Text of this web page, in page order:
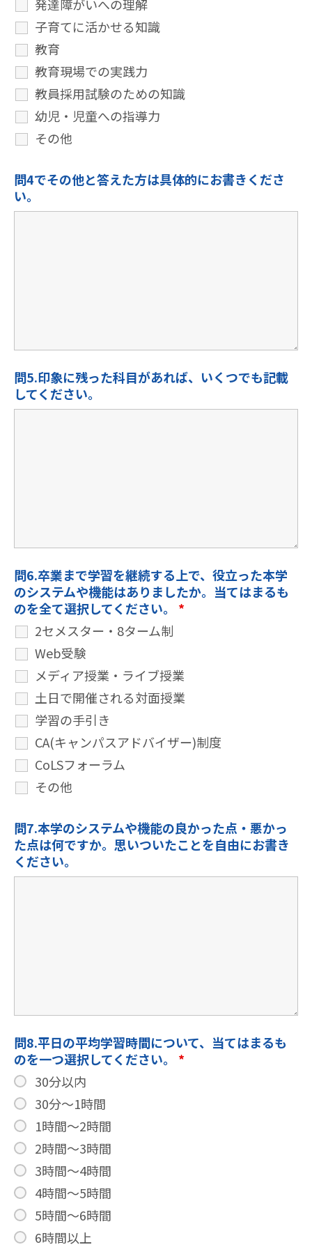
発達障がいへの理解
子育てに活かせる知識
教育
教育現場での実践力
教員採用試験のための知識
幼児・児童への指導力
その他
問4でその他と答えた方は具体的にお書きくださ
い。
問5.印象に残った科目があれば、いくつでも記載
してください。
問6.卒業まで学習を継続する上で、役立った本学
のシステムや機能はありましたか。当てはまるも
のを全て選択してください。 *
2セメスター・8ターム制
Web受験
メディア授業・ライブ授業
土日で開催される対面授業
学習の手引き
CA(キャンパスアドバイザー)制度
CoLSフォーラム
その他
問7.本学のシステムや機能の良かった点・悪かっ
た点は何ですか。思いついたことを自由にお書き
ください。
問8.平日の平均学習時間について、当てはまるも
のを一つ選択してください。 *
30分以内
30分～1時間
1時間～2時間
2時間～3時間
3時間～4時間
4時間～5時間
5時間～6時間
6時間以上